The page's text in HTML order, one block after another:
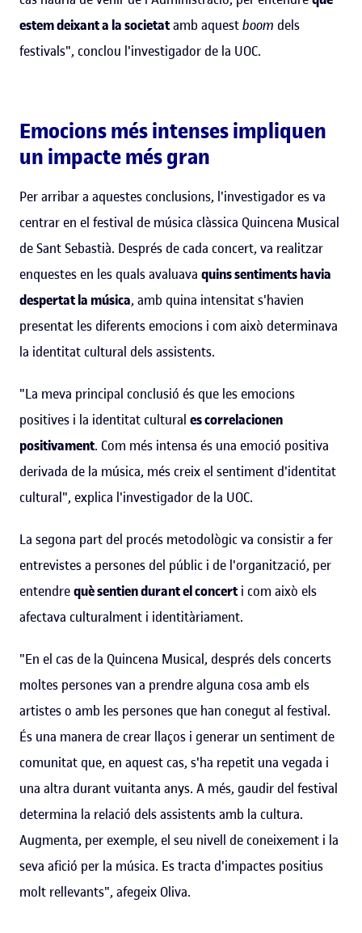
estem deixant a la societatamb aquestboom dels
festivals", conclou l'investigador de la UOC.
Emocions més intenses impliquen
un impacte més gran
Per arribar a aquestes conclusions, l'investigador es va
centrar en el festival de música clàssica Quincena Musical
de Sant Sebastià. Després de cada concert, va realitzar
enquestes en les quals avaluava quins sentiments havia
despertat la música, amb quina intensitat s'havien
presentat les diferents emocions i com això determinava
la identitat cultural dels assistents.
"La meva principal conclusió és que les emocions
positives i la identitat cultural es correlacionen
positivament. Com més intensa és una emoció positiva
derivada de la música, més creix el sentiment d'identitat
cultural", explica l'investigador de la UOC.
La segona part del procés metodològic va consistir a fer
entrevistes a persones del públic i de l'organització, per
entendrequè sentien durant el concert i com això els
afectava culturalment i identitàriament.
"En el cas de la Quincena Musical, després dels concerts
moltes persones van a prendre alguna cosa amb els
artistes o amb les persones que han conegut al festival.
És una manera de crear llaços i generar un sentiment de
comunitat que, en aquest cas, s'ha repetit una vegada i
una altra durant vuitanta anys. A més, gaudir del festival
determina la relació dels assistents amb la cultura.
Augmenta, per exemple, el seu nivell de coneixement i la
seva afició per la música. Es tracta d'impactes positius
molt rellevants", afegeix Oliva.